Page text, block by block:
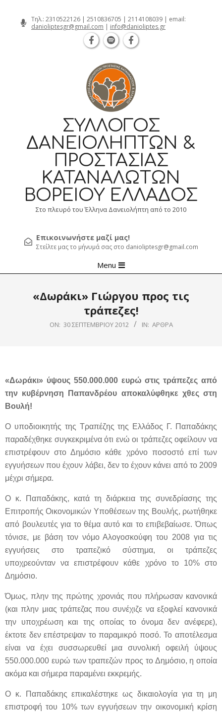
Τηλ.: 2310522126 | 2510836705 | 2114108039 | email:
danioliptesgr@gmail.com | info@danioliptes.gr
ΣΎΛΛΟΓΟΣ
ΔΑΝΕΙΟΛΗΠΤΏΝ &
ΠΡΟΣΤΑΣΊΑΣ
ΚΑΤΑΝΑΛΩΤΏΝ
ΒΟΡΕΊΟΥ ΕΛΛΆΔΟΣ
Στο πλευρό του Έλληνα Δανειολήπτη από το 2010
Επικοινωνήστε μαζί μας!
Στείλτε μας το μήνυμά σας στο danioliptesgr@gmail.com
Navigation
Menu
«Δωράκι» Γιώργου προς τις
τράπεζες!
ON: 30 ΣΕΠΤΕΜΒΡΊΟΥ 2012 IN: ΆΡΘΡΑ
«Δωράκι» ύψους 550.000.000 ευρώ στις τράπεζες από
την κυβέρνηση Παπανδρέου αποκαλύφθηκε χθες στη
Βουλή!
Ο υποδιοικητής της Τραπέζης της Ελλάδος Γ. Παπαδάκης
παραδέχθηκε συγκεκριμένα ότι ενώ οι τράπεζες οφείλουν να
επιστρέφουν στο Δημόσιο κάθε χρόνο ποσοστό επί των
εγγυήσεων που έχουν λάβει, δεν το έχουν κάνει από το 2009
μέχρι σήμερα.
Ο κ. Παπαδάκης, κατά τη διάρκεια της συνεδρίασης της
Επιτροπής Οικονομικών Υποθέσεων της Βουλής, ρωτήθηκε
από βουλευτές για το θέμα αυτό και το επιβεβαίωσε. Όπως
τόνισε, με βάση τον νόμο Αλογοσκούφη του 2008 για τις
εγγυήσεις στο τραπεζικό σύστημα, οι τράπεζες
υποχρεούνταν να επιστρέφουν κάθε χρόνο το 10% στο
Δημόσιο.
Όμως, πλην της πρώτης χρονιάς που πλήρωσαν κανονικά
(και πλην μιας τράπεζας που συνέχιζε να εξοφλεί κανονικά
την υποχρέωση και της οποίας το όνομα δεν ανέφερε),
έκτοτε δεν επέστρεψαν το παραμικρό ποσό. Το αποτέλεσμα
είναι να έχει συσσωρευθεί μια συνολική οφειλή ύψους
550.000.000 ευρώ των τραπεζών προς το Δημόσιο, η οποία
ακόμα και σήμερα παραμένει εκκρεμής.
Ο κ. Παπαδάκης επικαλέστηκε ως δικαιολογία για τη μη
επιστροφή του 10% των εγγυήσεων την οικονομική κρίση